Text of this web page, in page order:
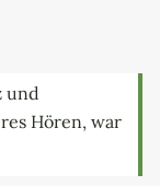
und
Hören, war